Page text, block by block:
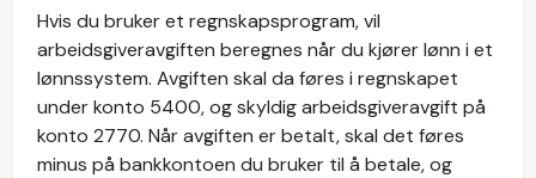
Hvis du bruker et regnskapsprogram, vil
arbeidsgiveravgiften beregnes når du kjører lønn i et
lønnssystem. Avgiften skal da føres i regnskapet
under konto 5400, og skyldig arbeidsgiveravgift på
konto 2770. Når avgiften er betalt, skal det føres
minus på bankkontoen du bruker til å betale, og